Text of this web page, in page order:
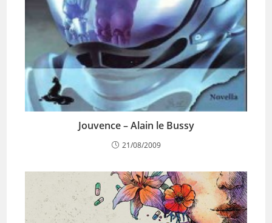
Jouvence – Alain le Bussy
21/08/2009